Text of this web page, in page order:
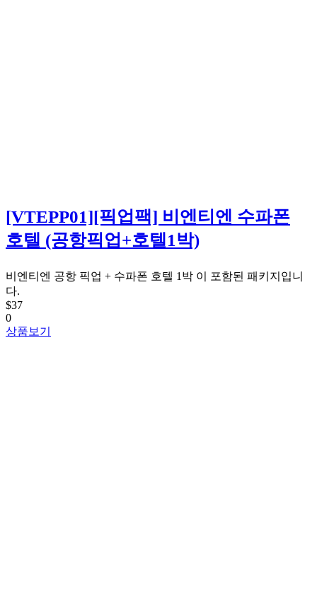
[VTEPP01][픽업팩] 비엔티엔 수파폰
호텔 (공항픽업+호텔1박)
비엔티엔 공항 픽업 + 수파폰 호텔 1박 이 포함된 패키지입니
다.
$37
0
상품보기